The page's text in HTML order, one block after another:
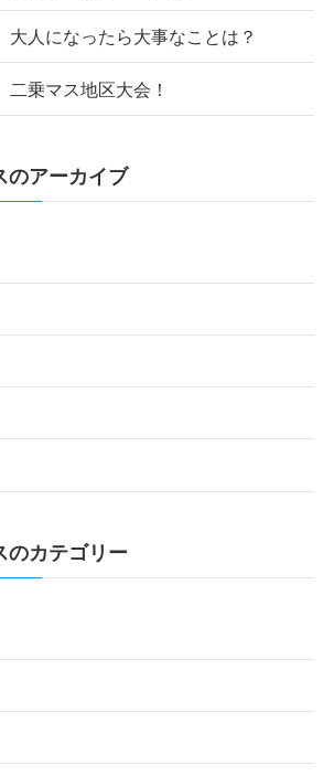
大人になったら大事なことは？
二乗マス地区大会！
のアーカイブ
のカテゴリー